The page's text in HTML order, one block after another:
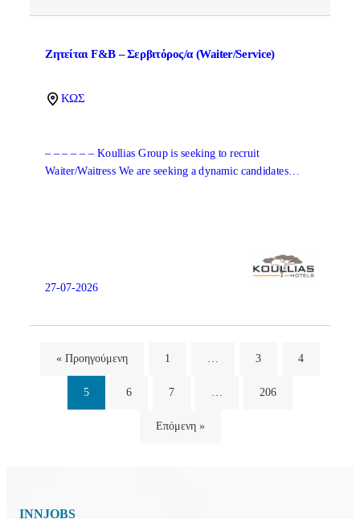
Ζητείται F&B – Σερβιτόρος/α (Waiter/Service)
ΚΩΣ
– – – – – – Koullias Group is seeking to recruit
Waiter/Waitress We are seeking a dynamic candidates…
27-07-2026
« Προηγούμενη 1 … 3 4
5 6 7 … 206
Επόμενη »
INNJOBS